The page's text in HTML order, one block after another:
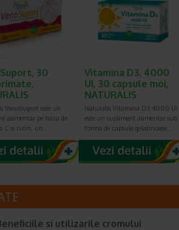
30
VenoSuport este un
alimentar pe baza de
C si rutin, un…
Vitamina D3, 4000
UI, 30 capsule moi,
NATURALIS
Naturalis Vitamina D3 4000 UI
este un supliment alimentar sub
forma de capsule gelatinoase…
si utilizarile cromului